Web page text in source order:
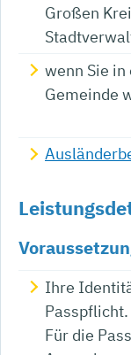
Großen
wenn Sie
Gemeinde
Ihre
Passpflicht.
Für die